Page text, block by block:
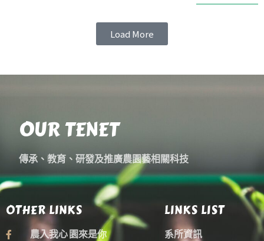
Load More
LINKS LIST
系所資訊
OTHER LINKS
農入我心 園來是你
OUR TENET
傳承、教育、研發及推廣農園藝相關科技